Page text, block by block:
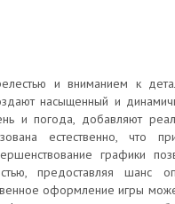
и вниманием к
насыщенный и
и погода, добавляют
естественно, что
графики
предоставляя шанс
оформление игры